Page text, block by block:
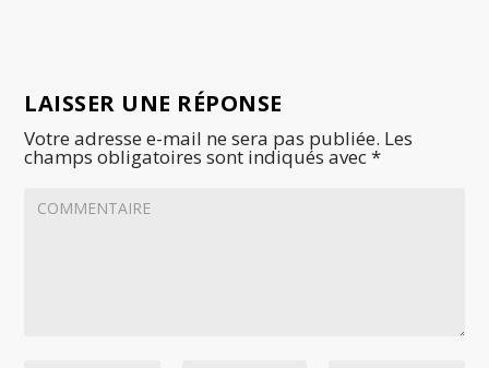
LAISSER UNE RÉPONSE
Votre adresse e-mail ne sera pas publiée. Les
champs obligatoires sont indiqués avec*